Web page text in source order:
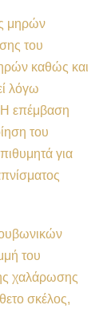
μηρών
του
καθώς και
λόγω
Η επέμβαση
του
για
του
χαλάρωσης
σκέλος,